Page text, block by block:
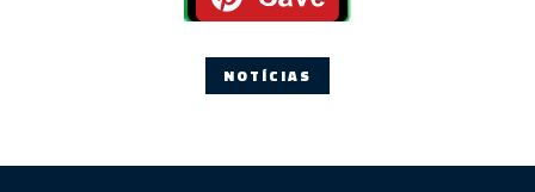
NOTÍCIAS